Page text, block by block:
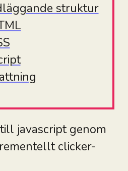
struktur
javascript genom
clicker-